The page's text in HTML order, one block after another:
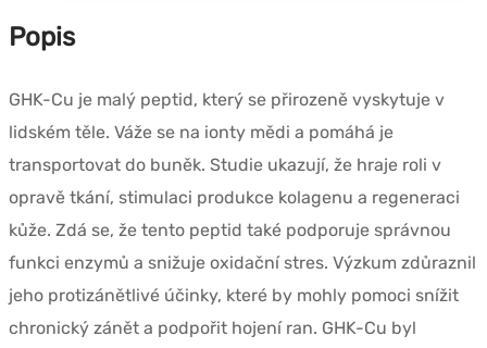
Popis
GHK-Cu je malý peptid, který se přirozeně vyskytuje v
lidském těle. Váže se na ionty mědi a pomáhá je
transportovat do buněk. Studie ukazují, že hraje roli v
opravě tkání, stimulaci produkce kolagenu a regeneraci
kůže. Zdá se, že tento peptid také podporuje správnou
funkci enzymů a snižuje oxidační stres. Výzkum zdůraznil
jeho protizánětlivé účinky, které by mohly pomoci snížit
chronický zánět a podpořit hojení ran. GHK-Cu byl